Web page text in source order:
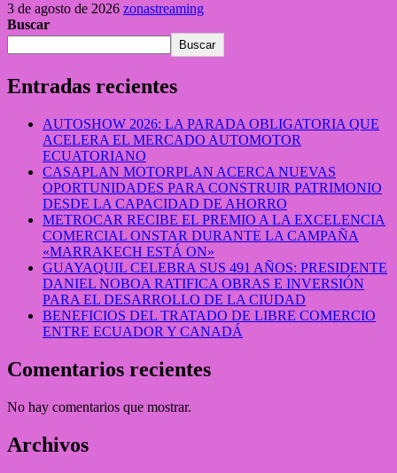
3 de agosto de 2026 zonastreaming
Buscar
Buscar
Entradas recientes
AUTOSHOW 2026: LA PARADA OBLIGATORIA QUE
ACELERA EL MERCADO AUTOMOTOR
ECUATORIANO
CASAPLAN MOTORPLAN ACERCA NUEVAS
OPORTUNIDADES PARA CONSTRUIR PATRIMONIO
DESDE LA CAPACIDAD DE AHORRO
METROCAR RECIBE EL PREMIO A LA EXCELENCIA
COMERCIAL ONSTAR DURANTE LA CAMPAÑA
«MARRAKECH ESTÁ ON»
GUAYAQUIL CELEBRA SUS 491 AÑOS: PRESIDENTE
DANIEL NOBOA RATIFICA OBRAS E INVERSIÓN
PARA EL DESARROLLO DE LA CIUDAD
BENEFICIOS DEL TRATADO DE LIBRE COMERCIO
ENTRE ECUADOR Y CANADÁ
Comentarios recientes
No hay comentarios que mostrar.
Archivos